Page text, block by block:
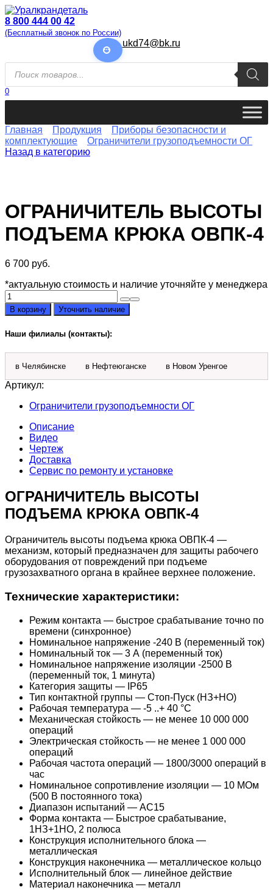
Перейти
к
содержанию
8 800 444 00 42
(Бесплатный звонок по России)
ukd74@bk.ru
Поиск
товаров
0
Главная Продукция
Приборы безопасности и
комплектующие
Ограничители грузоподъемности ОГ
Назад в категорию
ОГРАНИЧИТЕЛЬ ВЫСОТЫ
ПОДЪЕМА КРЮКА ОВПК-4
6 700 руб.
*актуальную стоимость и наличие уточняйте у менеджера
Количество
товара
Ограничитель
высоты
подъема
крюка
ОВПК-4
В корзину Уточнить наличие
Наши филиалы (контакты):
в Челябинске в Нефтеюганске в Новом Уренгое
Артикул:
Ограничители грузоподъемности ОГ
Описание
Видео
Чертеж
Доставка
Сервис по ремонту и установке
ОГРАНИЧИТЕЛЬ ВЫСОТЫ
ПОДЪЕМА КРЮКА ОВПК-4
Ограничитель высоты подъема крюка ОВПК-4 —
механизм, который предназначен для защиты рабочего
оборудования от повреждений при подъеме
грузозахватного органа в крайнее верхнее положение.
Технические характеристики:
Режим контакта — быстрое срабатывание точно по
времени (синхронное)
Номинальное напряжение -240 В (переменный ток)
Номинальный ток — 3 А (переменный ток)
Номинальное напряжение изоляции -2500 В
(переменный ток, 1 минута)
Категория защиты — IP65
Тип контактной группы — Стоп-Пуск (НЗ+НО)
Рабочая температура — -5 ..+ 40 °С
Механическая стойкость — не менее 10 000 000
операций
Электрическая стойкость — не менее 1 000 000
операций
Рабочая частота операций — 1800/3000 операций в
час
Номинальное сопротивление изоляции — 10 МОм
(500 В постоянного тока)
Диапазон испытаний — АС15
Форма контакта — Быстрое срабатывание,
1НЗ+1НО, 2 полюса
Конструкция исполнительного блока —
металлическая
Конструкция наконечника — металлическое кольцо
Исполнительный блок — линейное действие
Материал наконечника — металл